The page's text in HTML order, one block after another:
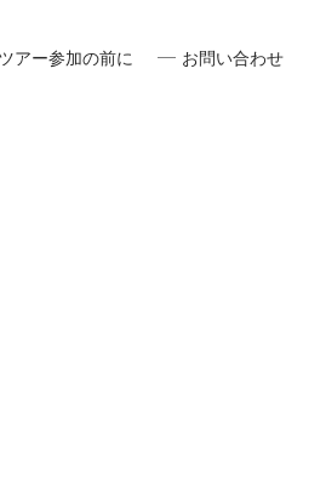
ツアー参加の前に
お問い合わせ